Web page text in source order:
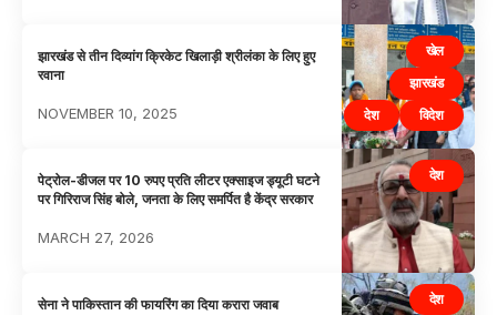
खेल
झारखंड
देश
विदेश
झारखंड से तीन दिव्यांग क्रिकेट खिलाड़ी श्रीलंका के लिए हुए
रवाना
NOVEMBER 10, 2025
देश
पेट्रोल-डीजल पर 10 रुपए प्रति लीटर एक्साइज ड्यूटी घटने
पर गिरिराज सिंह बोले, जनता के लिए समर्पित है केंद्र सरकार
MARCH 27, 2026
देश
सेना ने पाकिस्तान की फायरिंग का दिया करारा जवाब